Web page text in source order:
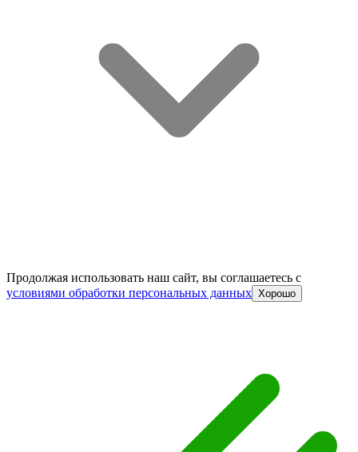
Продолжая использовать наш сайт, вы соглашаетесь c
условиями обработки персональных данных Хорошо